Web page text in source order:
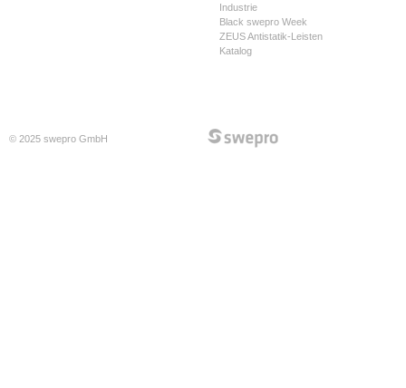
Industrie
Black swepro Week
ZEUS Antistatik-Leisten
Katalog
© 2025 swepro GmbH